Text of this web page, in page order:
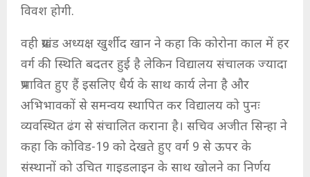
विवश होगी.
वही प्रखंड अध्यक्ष खुर्शीद खान ने कहा कि कोरोना काल में हर
वर्ग की स्थिति बदतर हुई है लेकिन विद्यालय संचालक ज्यादा
प्रभावित हुए हैं इसलिए धैर्य के साथ कार्य लेना है और
अभिभावकों से समन्वय स्थापित कर विद्यालय को पुनः
व्यवस्थित ढंग से संचालित कराना है। सचिव अजीत सिन्हा ने
कहा कि कोविड-19 को देखते हुए वर्ग 9 से ऊपर के
संस्थानों को उचित गाइडलाइन के साथ खोलने का निर्णय